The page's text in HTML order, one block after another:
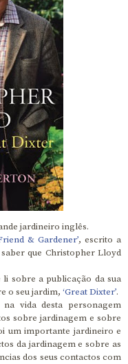
jardineiro inglês.
& Gardener’, escrito a
que Christopher Lloyd
sobre a publicação da sua
o seu jardim, ‘Great Dixter’.
vida desta personagem
sobre jardinagem e sobre
um importante jardineiro e
da jardinagem e sobre as
dos seus contactos com